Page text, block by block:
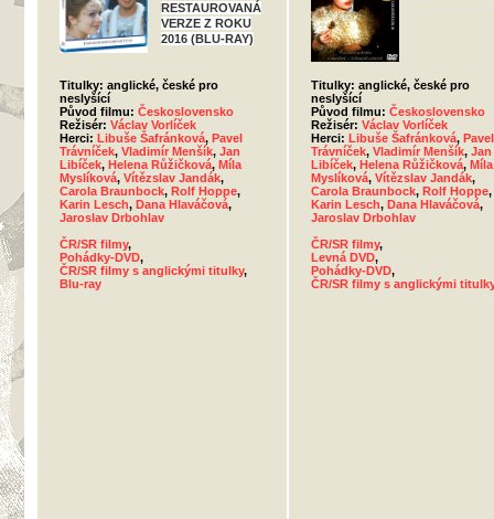
RESTAUROVANÁ
VERZE Z ROKU
2016 (BLU-RAY)
Titulky: anglické, české pro
neslyšící
Původ filmu: Československo
Režisér: Václav Vorlíček
Herci: Libuše Šafránková, Pavel
Trávníček, Vladimír Menšík, Jan
Libíček, Helena Růžičková, Míla
Myslíková, Vítězslav Jandák,
Carola Braunbock, Rolf Hoppe,
Karin Lesch, Dana Hlaváčová,
Jaroslav Drbohlav
ČR/SR filmy,
Pohádky-DVD,
ČR/SR filmy s anglickými titulky,
Blu-ray
Titulky: anglické, české pro
neslyšící
Původ filmu: Československo
Režisér: Václav Vorlíček
Herci: Libuše Šafránková, Pavel
Trávníček, Vladimír Menšík, Jan
Libíček, Helena Růžičková, Míla
Myslíková, Vítězslav Jandák,
Carola Braunbock, Rolf Hoppe,
Karin Lesch, Dana Hlaváčová,
Jaroslav Drbohlav
ČR/SR filmy,
Levná DVD,
Pohádky-DVD,
ČR/SR filmy s anglickými